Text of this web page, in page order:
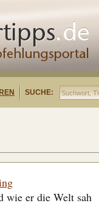
SUCHE:
wie er die Welt sah